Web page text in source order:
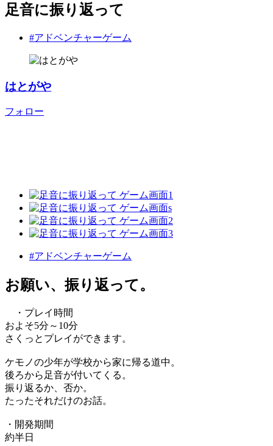
足音に振り返って
#アドベンチャーゲーム
はとがや
フォロー
#アドベンチャーゲーム
お願い、振り返って。
・プレイ時間
およそ5分～10分
さくっとプレイができます。
ケモノの少年が学校から家に帰る道中。
後ろから足音が付いてくる。
振り返るか、否か。
たったそれだけのお話。
・開発期間
約半日